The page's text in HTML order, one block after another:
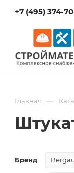
+7 (495) 374-
Главная —
Бренд